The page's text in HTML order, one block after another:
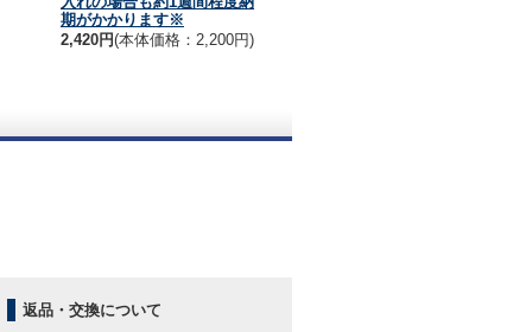
期がかかります※
2,420円(本体価格：2,200円)
返品・交換について